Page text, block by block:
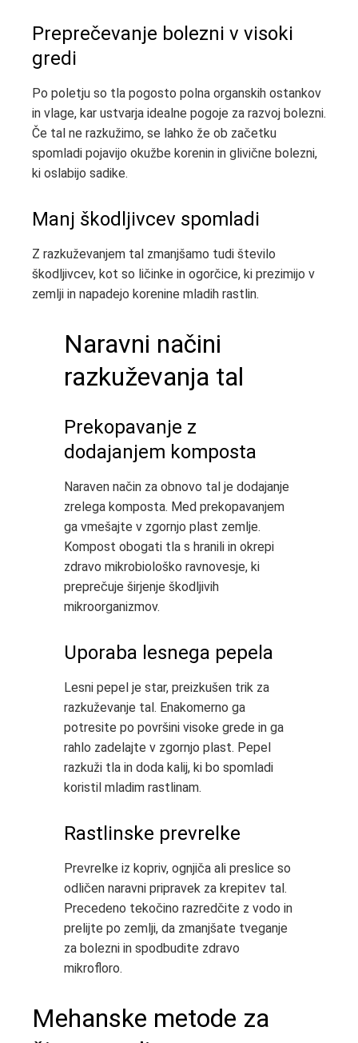
Preprečevanje bolezni v visoki
gredi
Po poletju so tla pogosto polna organskih ostankov
in vlage, kar ustvarja idealne pogoje za razvoj bolezni.
Če tal ne razkužimo, se lahko že ob začetku
spomladi pojavijo okužbe korenin in glivične bolezni,
ki oslabijo sadike.
Manj škodljivcev spomladi
Z razkuževanjem tal zmanjšamo tudi število
škodljivcev, kot so ličinke in ogorčice, ki prezimijo v
zemlji in napadejo korenine mladih rastlin.
Naravni načini
razkuževanja tal
Prekopavanje z
dodajanjem komposta
Naraven način za obnovo tal je dodajanje
zrelega komposta. Med prekopavanjem
ga vmešajte v zgornjo plast zemlje.
Kompost obogati tla s hranili in okrepi
zdravo mikrobiološko ravnovesje, ki
preprečuje širjenje škodljivih
mikroorganizmov.
Uporaba lesnega pepela
Lesni pepel je star, preizkušen trik za
razkuževanje tal. Enakomerno ga
potresite po površini visoke grede in ga
rahlo zadelajte v zgornjo plast. Pepel
razkuži tla in doda kalij, ki bo spomladi
koristil mladim rastlinam.
Rastlinske prevrelke
Prevrelke iz kopriv, ognjiča ali preslice so
odličen naravni pripravek za krepitev tal.
Precedeno tekočino razredčite z vodo in
prelijte po zemlji, da zmanjšate tveganje
za bolezni in spodbudite zdravo
mikrofloro.
Mehanske metode za